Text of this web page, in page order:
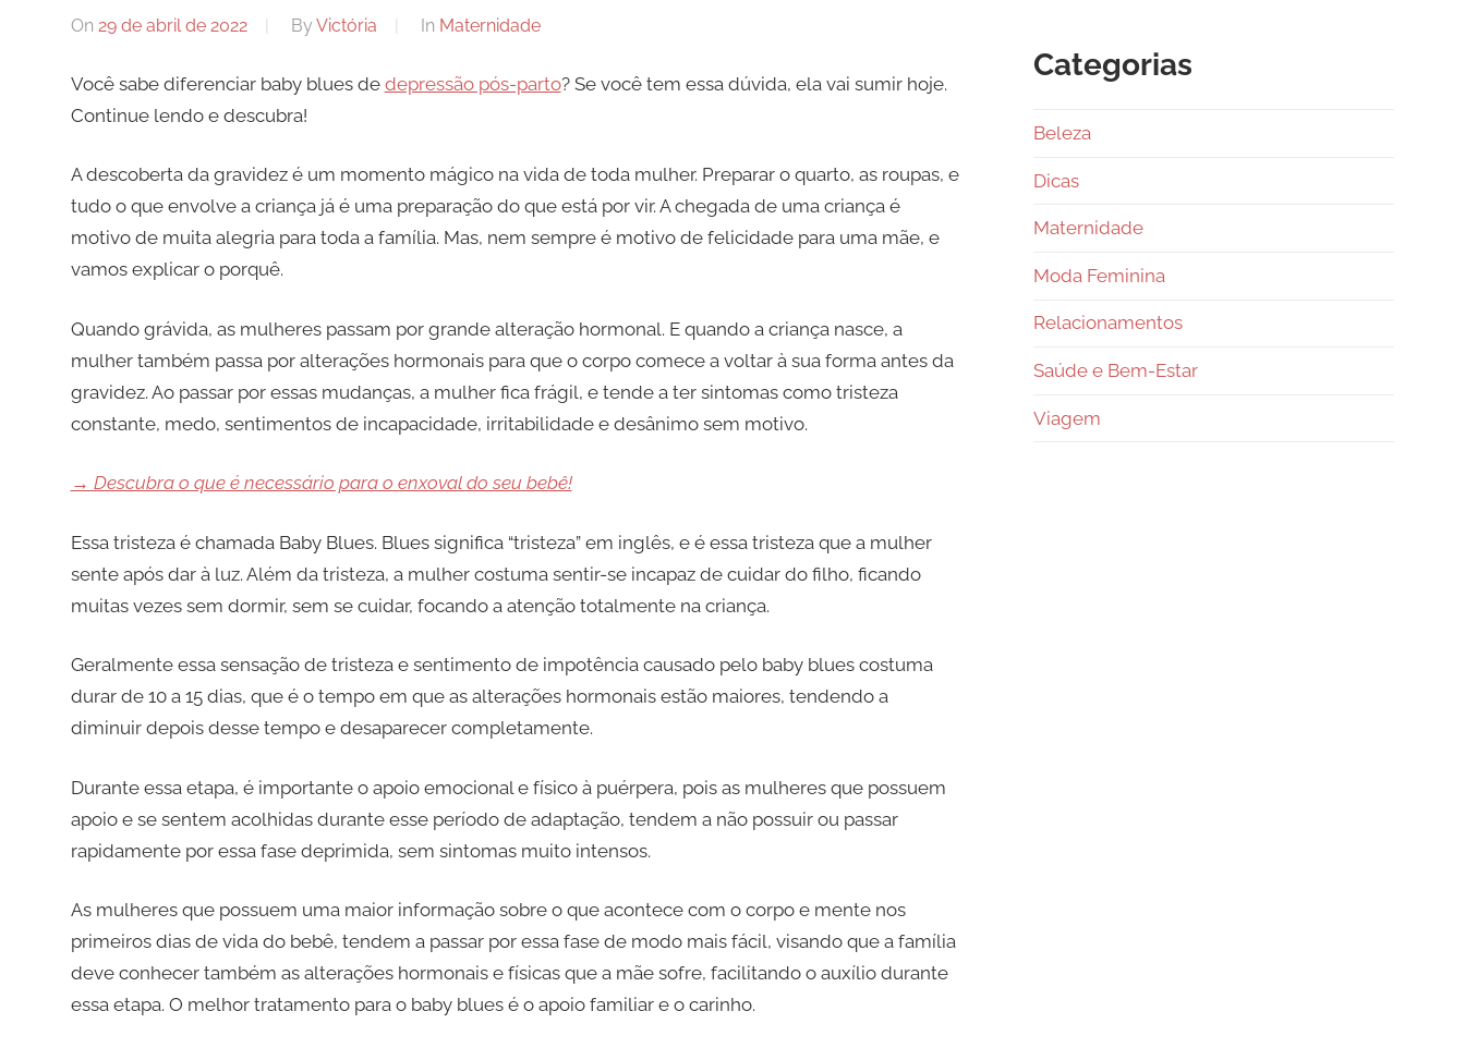
On 29 de abril de 2022 By Victória In Maternidade
Você sabe diferenciar baby blues de depressão pós-parto? Se você tem essa dúvida, ela vai sumir hoje.
Continue lendo e descubra!
A descoberta da gravidez é um momento mágico na vida de toda mulher. Preparar o quarto, as roupas, e
tudo o que envolve a criança já é uma preparação do que está por vir. A chegada de uma criança é
motivo de muita alegria para toda a família. Mas, nem sempre é motivo de felicidade para uma mãe, e
vamos explicar o porquê.
Quando grávida, as mulheres passam por grande alteração hormonal. E quando a criança nasce, a
mulher também passa por alterações hormonais para que o corpo comece a voltar à sua forma antes da
gravidez. Ao passar por essas mudanças, a mulher fica frágil, e tende a ter sintomas como tristeza
constante, medo, sentimentos de incapacidade, irritabilidade e desânimo sem motivo.
→ Descubra o que é necessário para o enxoval do seu bebê!
Essa tristeza é chamada Baby Blues. Blues significa “tristeza” em inglês, e é essa tristeza que a mulher
sente após dar à luz. Além da tristeza, a mulher costuma sentir-se incapaz de cuidar do filho, ficando
muitas vezes sem dormir, sem se cuidar, focando a atenção totalmente na criança.
Geralmente essa sensação de tristeza e sentimento de impotência causado pelo baby blues costuma
durar de 10 a 15 dias, que é o tempo em que as alterações hormonais estão maiores, tendendo a
diminuir depois desse tempo e desaparecer completamente.
Durante essa etapa, é importante o apoio emocional e físico à puérpera, pois as mulheres que possuem
apoio e se sentem acolhidas durante esse período de adaptação, tendem a não possuir ou passar
rapidamente por essa fase deprimida, sem sintomas muito intensos.
As mulheres que possuem uma maior informação sobre o que acontece com o corpo e mente nos
primeiros dias de vida do bebê, tendem a passar por essa fase de modo mais fácil, visando que a família
deve conhecer também as alterações hormonais e físicas que a mãe sofre, facilitando o auxílio durante
essa etapa. O melhor tratamento para o baby blues é o apoio familiar e o carinho.
Categorias
Beleza
Dicas
Maternidade
Moda Feminina
Relacionamentos
Saúde e Bem-Estar
Viagem